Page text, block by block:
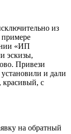
из
примере
«ИП
эскизы,
Привези
и дали
красивый, с
на обратный